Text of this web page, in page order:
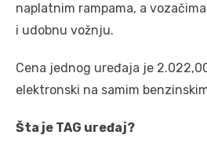
naplatnim rampama, a
i udobnu vožnju.
Cena jednog uređaja je
elektronski na samim
Šta je TAG uređaj?